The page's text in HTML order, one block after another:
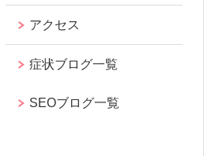
アクセス
症状ブログ一覧
SEOブログ一覧